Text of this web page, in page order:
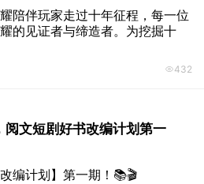
陪伴玩家走过十年征程，每一位
的见证者与缔造者。为挖掘十
432
文短剧好书改编计划第一
编计划】第一期！📚🎬